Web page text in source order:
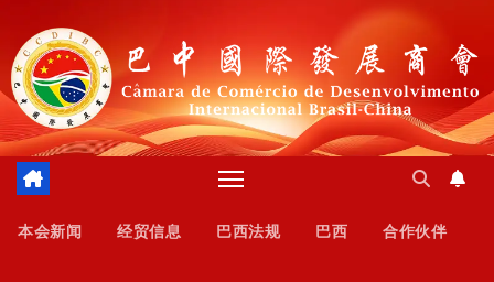
内
本会新闻 经贸信息 巴西法规 巴西 合作伙伴